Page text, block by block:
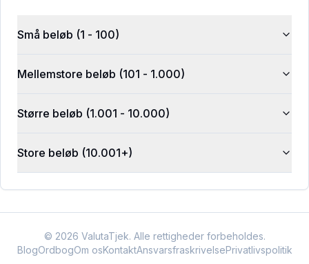
Små beløb (1 - 100)
Mellemstore beløb (101 - 1.000)
Større beløb (1.001 - 10.000)
Store beløb (10.001+)
© 2026 ValutaTjek. Alle rettigheder forbeholdes.
BlogOrdbogOm osKontaktAnsvarsfraskrivelsePrivatlivspolitik